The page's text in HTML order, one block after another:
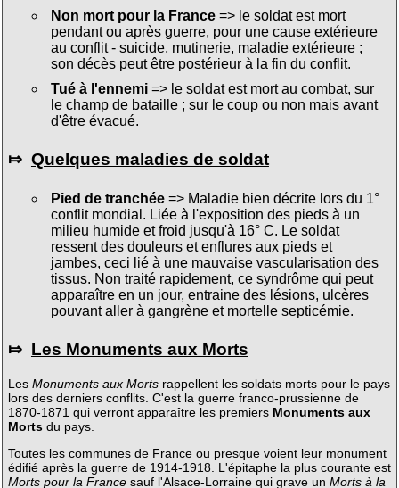
Non mort pour la France=> le soldat est mort
pendant ou après guerre, pour une cause extérieure
au conflit - suicide, mutinerie, maladie extérieure ;
son décès peut être postérieur à la fin du conflit.
Tué à l'ennemi=> le soldat est mort au combat, sur
le champ de bataille ; sur le coup ou non mais avant
d'être évacué.
⤇ Quelques maladies de soldat
Pied de tranchée=> Maladie bien décrite lors du 1°
conflit mondial. Liée à l'exposition des pieds à un
milieu humide et froid jusqu'à 16° C. Le soldat
ressent des douleurs et enflures aux pieds et
jambes, ceci lié à une mauvaise vascularisation des
tissus. Non traité rapidement, ce syndrôme qui peut
apparaître en un jour, entraine des lésions, ulcères
pouvant aller à gangrène et mortelle septicémie.
⤇ Les Monuments aux Morts
Les Monuments aux Mortsrappellent les soldats morts pour le pays
lors des derniers conflits. C'est la guerre franco-prussienne de
1870-1871 qui verront apparaître les premiers Monuments aux
Mortsdu pays.
Toutes les communes de France ou presque voient leur monument
édifié après la guerre de 1914-1918. L'épitaphe la plus courante est
Morts pour la Francesauf l'Alsace-Lorraine qui grave un Morts à la